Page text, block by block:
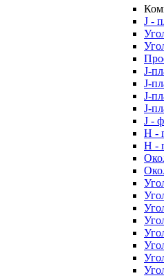
J -
J-
J-
J-
J-
J -
Н -
Н -